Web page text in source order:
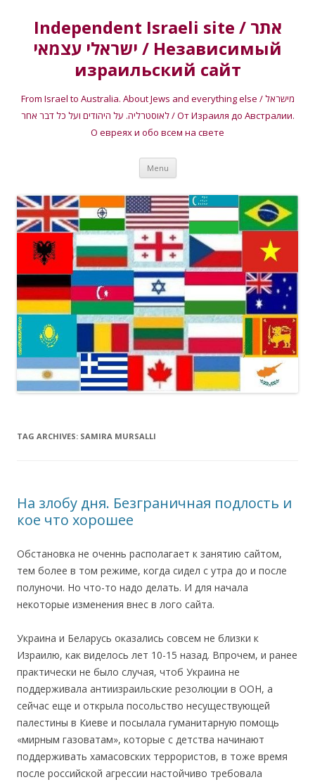
Independent Israeli site / אתר
ישראלי עצמאי / Независимый
израильский сайт
From Israel to Australia. About Jews and everything else / מישראל
לאוסטרליה. על היהודים ועל כל דבר אחר / От Израиля до Австралии.
О евреях и обо всем на свете
Menu Skip
content
TAG ARCHIVES: SAMIRA MURSALLI
На злобу дня. Безграничная подлость и
кое что хорошее
Обстановка не оченнь располагает к занятию сайтом,
тем более в том режиме, когда сидел с утра до и после
полуночи. Но что-то надо делать. И для начала
некоторые изменения внес в лого сайта.
Украина и Беларусь оказались совсем не близки к
Израилю, как виделось лет 10-15 назад. Впрочем, и ранее
практически не было случая, чтоб Украина не
поддерживала антиизраильские резолюции в ООН, а
сейчас еще и открыла посольство несуществующей
палестины в Киеве и посылала гуманитарную помощь
«мирным газоватам», которые с детства начинают
поддерживать хамасовских террористов, в тоже время
после российской агрессии настойчиво требовала